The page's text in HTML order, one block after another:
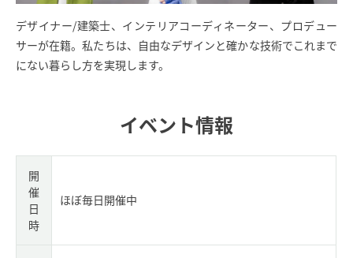
デザイナー/建築士、インテリアコーディネーター、プロデュー
サーが在籍。私たちは、自由なデザインと確かな技術でこれまで
にない暮らし方を実現します。
イベント情報
開
催
日
時
ほぼ毎日開催中